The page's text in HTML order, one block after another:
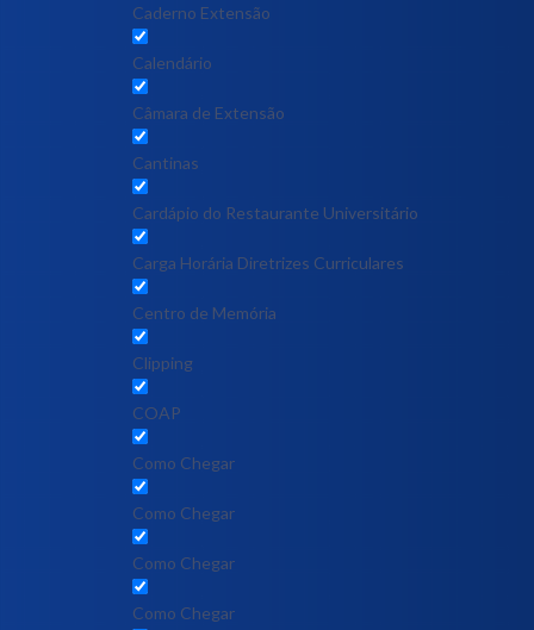
Caderno Extensão
Calendário
Câmara de Extensão
Cantinas
Cardápio do Restaurante Universitário
Carga Horária Diretrizes Curriculares
Centro de Memória
Clipping
COAP
Como Chegar
Como Chegar
Como Chegar
Como Chegar